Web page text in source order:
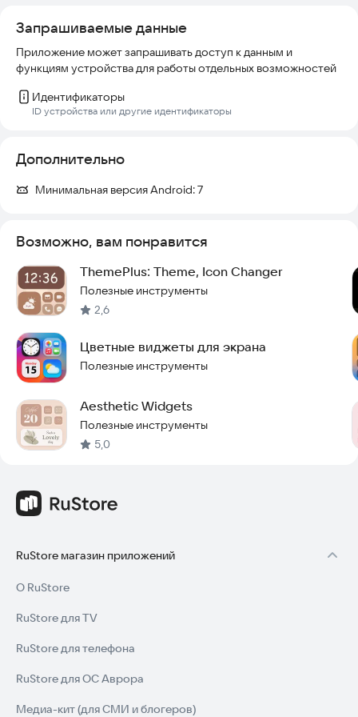
несколько секунд создать стильный текстовый виджет без
лишних действий.
Ключевые слова: текстовый виджет, виджет текста, заметки
виджет, оформление экрана
Запрашиваемые данные
Приложение может запрашивать доступ к данным и
функциям устройства для работы отдельных возможностей
Идентификаторы
ID устройства или другие идентификаторы
Дополнительно
Минимальная версия Android:7
Возможно, вам понравится
ThemePlus: Theme, Icon Changer
Полезные инструменты
2,6
Цветные виджеты для экрана
Полезные инструменты
Aesthetic Widgets
Полезные инструменты
5,0
RuStore магазин приложений
О RuStore
RuStore для TV
RuStore для телефона
RuStore для ОС Аврора
Медиа-кит (для СМИ и блогеров)